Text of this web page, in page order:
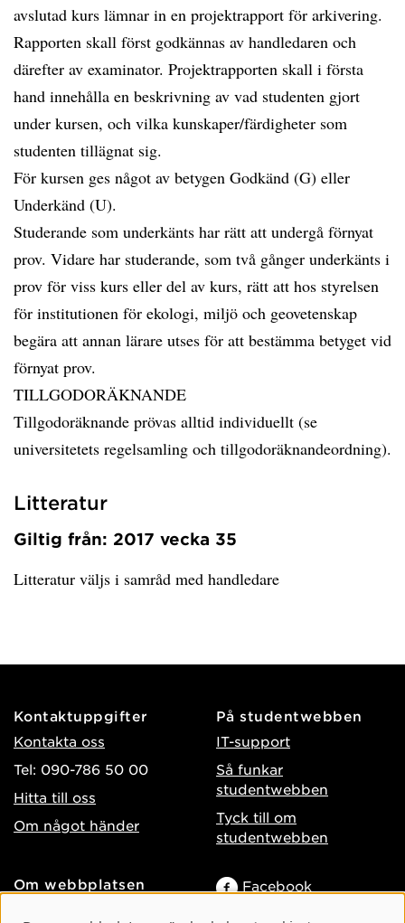
avslutad kurs lämnar in en projektrapport för arkivering.
Rapporten skall först godkännas av handledaren och
därefter av examinator. Projektrapporten skall i första
hand innehålla en beskrivning av vad studenten gjort
under kursen, och vilka kunskaper/färdigheter som
studenten tillägnat sig.
För kursen ges något av betygen Godkänd (G) eller
Underkänd (U).
Studerande som underkänts har rätt att undergå förnyat
prov. Vidare har studerande, som två gånger underkänts i
prov för viss kurs eller del av kurs, rätt att hos styrelsen
för institutionen för ekologi, miljö och geovetenskap
begära att annan lärare utses för att bestämma betyget vid
förnyat prov.
TILLGODORÄKNANDE
Tillgodoräknande prövas alltid individuellt (se
universitetets regelsamling och tillgodoräknandeordning).
Litteratur
Giltig från: 2017 vecka 35
Litteratur väljs i samråd med handledare
Kontaktuppgifter
Kontakta oss
Tel: 090-786 50 00
Hitta till oss
Om något händer
På studentwebben
IT-support
Så funkar
studentwebben
Tyck till om
studentwebben
Om webbplatsen
Facebook